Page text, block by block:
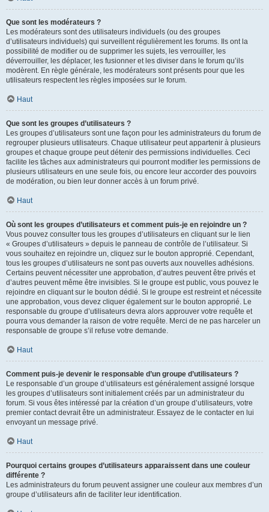
Que sont les modérateurs ?
Les modérateurs sont des utilisateurs individuels (ou des groupes
d’utilisateurs individuels) qui surveillent régulièrement les forums. Ils ont la
possibilité de modifier ou de supprimer les sujets, les verrouiller, les
déverrouiller, les déplacer, les fusionner et les diviser dans le forum qu’ils
modèrent. En règle générale, les modérateurs sont présents pour que les
utilisateurs respectent les règles imposées sur le forum.
Haut
Que sont les groupes d’utilisateurs ?
Les groupes d’utilisateurs sont une façon pour les administrateurs du forum de
regrouper plusieurs utilisateurs. Chaque utilisateur peut appartenir à plusieurs
groupes et chaque groupe peut détenir des permissions individuelles. Ceci
facilite les tâches aux administrateurs qui pourront modifier les permissions de
plusieurs utilisateurs en une seule fois, ou encore leur accorder des pouvoirs
de modération, ou bien leur donner accès à un forum privé.
Haut
Où sont les groupes d’utilisateurs et comment puis-je en rejoindre un ?
Vous pouvez consulter tous les groupes d’utilisateurs en cliquant sur le lien
« Groupes d’utilisateurs » depuis le panneau de contrôle de l’utilisateur. Si
vous souhaitez en rejoindre un, cliquez sur le bouton approprié. Cependant,
tous les groupes d’utilisateurs ne sont pas ouverts aux nouvelles adhésions.
Certains peuvent nécessiter une approbation, d’autres peuvent être privés et
d’autres peuvent même être invisibles. Si le groupe est public, vous pouvez le
rejoindre en cliquant sur le bouton dédié. Si le groupe est restreint et nécessite
une approbation, vous devez cliquer également sur le bouton approprié. Le
responsable du groupe d’utilisateurs devra alors approuver votre requête et
pourra vous demander la raison de votre requête. Merci de ne pas harceler un
responsable de groupe s’il refuse votre demande.
Haut
Comment puis-je devenir le responsable d’un groupe d’utilisateurs ?
Le responsable d’un groupe d’utilisateurs est généralement assigné lorsque
les groupes d’utilisateurs sont initialement créés par un administrateur du
forum. Si vous êtes intéressé par la création d’un groupe d’utilisateurs, votre
premier contact devrait être un administrateur. Essayez de le contacter en lui
envoyant un message privé.
Haut
Pourquoi certains groupes d’utilisateurs apparaissent dans une couleur
différente ?
Les administrateurs du forum peuvent assigner une couleur aux membres d’un
groupe d’utilisateurs afin de faciliter leur identification.